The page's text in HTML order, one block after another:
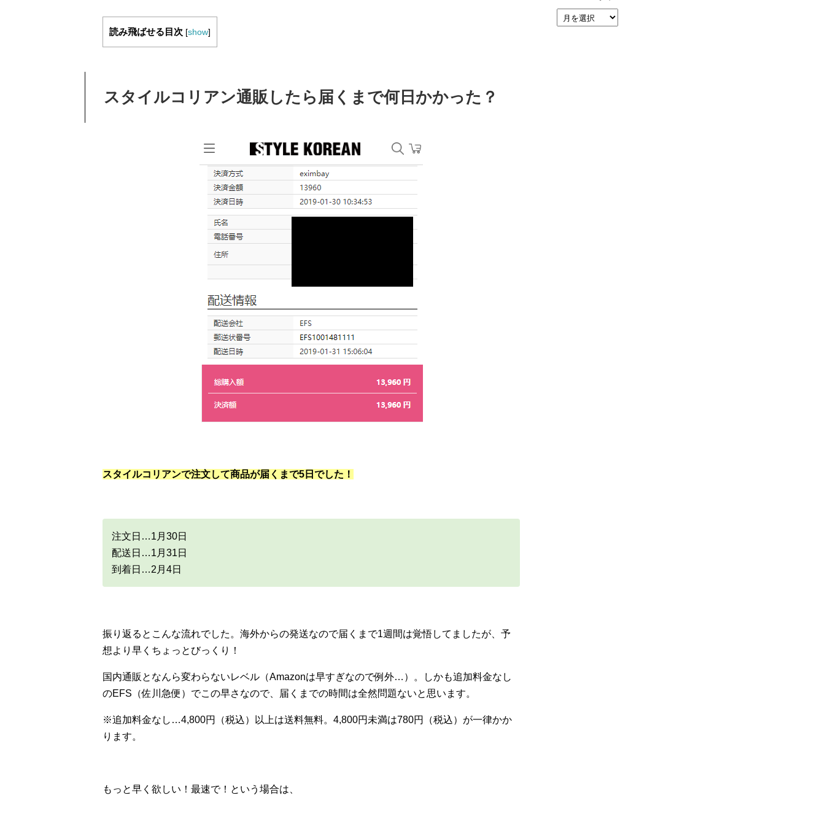
読み飛ばせる目次 [show]
スタイルコリアン通販したら届くまで何日かかった？
スタイルコリアンで注文して商品が届くまで5日でした！
注文日…1月30日
配送日…1月31日
到着日…2月4日
振り返るとこんな流れでした。海外からの発送なので届くまで1週間は覚悟してましたが、予
想より早くちょっとびっくり！
国内通販となんら変わらないレベル（Amazonは早すぎなので例外…）。しかも追加料金なし
のEFS（佐川急便）でこの早さなので、届くまでの時間は全然問題ないと思います。
※追加料金なし…4,800円（税込）以上は送料無料。4,800円未満は780円（税込）が一律かか
ります。
もっと早く欲しい！最速で！という場合は、